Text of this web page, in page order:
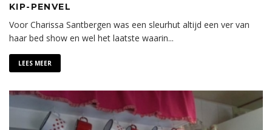
KIP-PENVEL
Voor Charissa Santbergen was een sleurhut altijd een ver van
haar bed show en wel het laatste waarin...
LEES MEER